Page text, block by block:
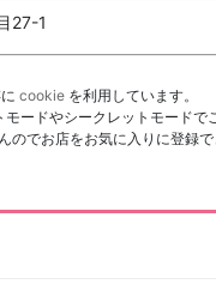
27-1
cookie を利用しています。
モードやシークレットモードで
のでお店をお気に入りに登録で